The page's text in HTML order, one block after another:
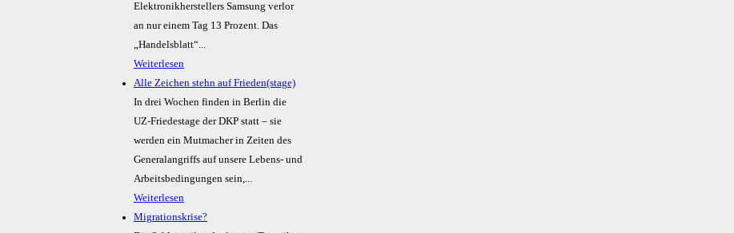
Elektronikherstellers Samsung verlor
an nur einem Tag 13 Prozent. Das
„Handelsblatt“...
Weiterlesen
Alle Zeichen stehn auf Frieden(stage)
In drei Wochen finden in Berlin die
UZ-Friedestage der DKP statt – sie
werden ein Mutmacher in Zeiten des
Generalangriffs auf unsere Lebens- und
Arbeitsbedingungen sein,...
Weiterlesen
Migrationskrise?